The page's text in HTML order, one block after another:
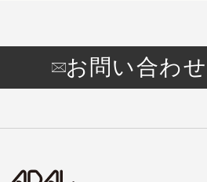
お問い合わ